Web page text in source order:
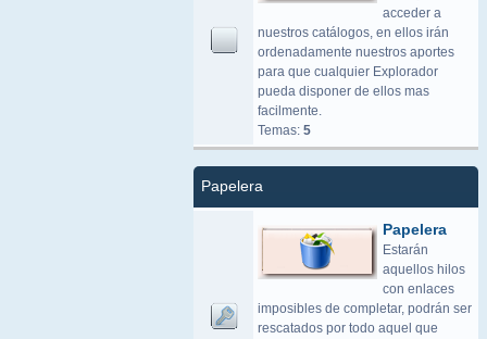
acceder a
nuestros catálogos, en ellos irán
ordenadamente nuestros aportes
para que cualquier Explorador
pueda disponer de ellos mas
facilmente.
Temas: 5
Papelera
Papelera
Estarán
aquellos hilos
con enlaces
imposibles de completar, podrán ser
rescatados por todo aquel que